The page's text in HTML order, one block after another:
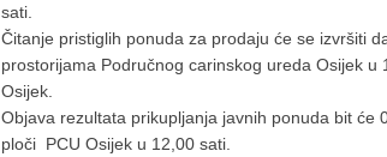
sati.
Čitanje pristiglih ponuda za prodaju će se izvršiti
prostorijama Područnog carinskog ureda Osijek
Osijek.
Objava rezultata prikupljanja javnih ponuda bit će
ploči PCU Osijek u 12,00 sati.